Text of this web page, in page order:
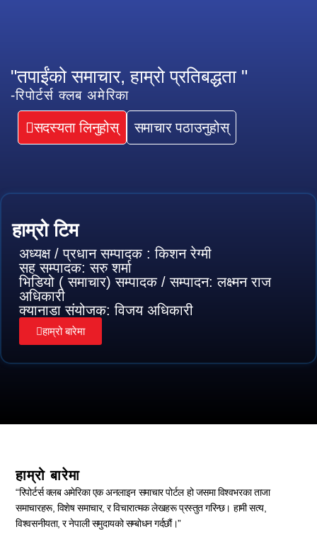
"तपाईंको समाचार, हाम्रो प्रतिबद्धता "
-रिपोर्टर्स क्लब अमेरिका
सदस्यता लिनुहोस् समाचार पठाउनुहोस्
हाम्रो टिम
अध्यक्ष / प्रधान सम्पादक : किशन रेग्मी
सह सम्पादक: सरु शर्मा
भिडियो ( समाचार) सम्पादक / सम्पादन: लक्ष्मन राज
अधिकारी
क्यानाडा संयोजक: विजय अधिकारी
हाम्रो बारेमा
हाम्रो बारेमा
“रिपोर्टर्स क्लब अमेरिका एक अनलाइन समाचार पोर्टल हो जसमा विश्वभरका ताजा
समाचारहरू, विशेष समाचार, र विचारात्मक लेखहरू प्रस्तुत गरिन्छ। हामी सत्य,
विश्वसनीयता, र नेपाली समुदायको सम्बोधन गर्दछौं।”